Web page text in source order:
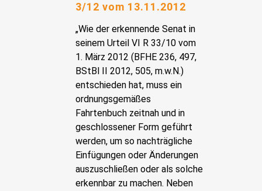
3/12 vom 13.11.2012
„Wie der erkennende Senat in
seinem Urteil VI R 33/10 vom
1. März 2012 (BFHE 236, 497,
BStBl II 2012, 505, m.w.N.)
entschieden hat, muss ein
ordnungsgemäßes
Fahrtenbuch zeitnah und in
geschlossener Form geführt
werden, um so nachträgliche
Einfügungen oder Änderungen
auszuschließen oder als solche
erkennbar zu machen. Neben